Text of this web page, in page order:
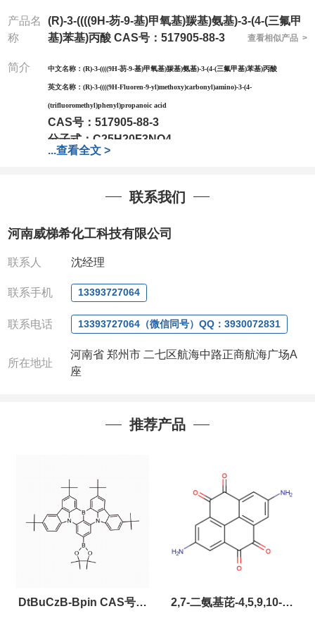
产品名
称
(R)-3-((((9H-芴-9-基)甲氧基)羰基)氨基)-3-(4-(三氟甲
基)苯基)丙酸 CAS号：517905-88-3
查看相似产品 >
简介 中文名称： (R)-3-((((9H-芴-9-基)甲氧基)羰基)氨基)-3-(4-(三氟甲基)苯基)丙酸
英文名称： (R)-3-((((9H-Fluoren-9-yl)methoxy)carbonyl)amino)-3-(4-
(trifluoromethyl)phenyl)propanoic acid
CAS号： 517905-88-3
分子式： C25H20F3NO4
分子量：455.43
;1g;2.5g ;5g ;10g可根据客户需求进行分装
我司对高校及科研单位先发货和
全额退款,并承担所有运费。电话:0371-
63377391/13393727064
微信
:13393727064
...查看全文 >
联系我们
河南威梯希化工科技有限公司
联系人 沈经理
联系手机 13393727064
联系电话 13393727064（微信同号）QQ：3930072831
所在地址
河南省 郑州市 二七区航海中路正商航海广场A
座
推荐产品
DtBuCzB-Bpin CAS号： 2,7-二氨基芘-4,5,9,10-四